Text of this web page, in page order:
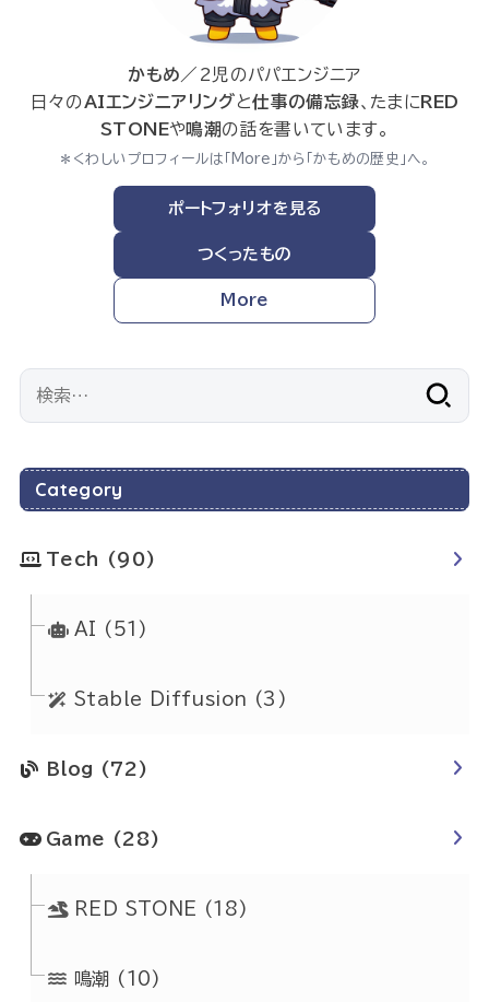
かもめ ／2児のパパエンジニア
日々のAIエンジニアリングと仕事の備忘録、たまにRED
STONEや鳴潮の話を書いています。
＊くわしいプロフィールは「More」から「かもめの歴史」へ。
ポートフォリオを見る
つくったもの
More
Category
Tech (90)
AI (51)
Stable Diffusion (3)
Blog (72)
Game (28)
RED STONE (18)
鳴潮 (10)